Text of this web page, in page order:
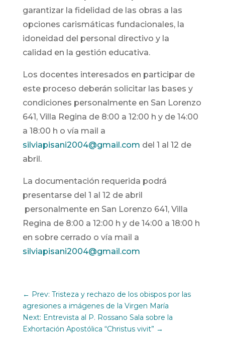
garantizar la fidelidad de las obras a las
opciones carismáticas fundacionales, la
idoneidad del personal directivo y la
calidad en la gestión educativa.
Los docentes interesados en participar de
este proceso deberán solicitar las bases y
condiciones personalmente en San Lorenzo
641, Villa Regina de 8:00 a 12:00 h y de 14:00
a 18:00 h o vía mail a
silviapisani2004@gmail.com del 1 al 12 de
abril.
La documentación requerida podrá
presentarse del 1 al 12 de abril
personalmente en San Lorenzo 641, Villa
Regina de 8:00 a 12:00 h y de 14:00 a 18:00 h
en sobre cerrado o vía mail a
silviapisani2004@gmail.com
← Prev: Tristeza y rechazo de los obispos por las
agresiones a imágenes de la Virgen María
Next: Entrevista al P. Rossano Sala sobre la
Exhortación Apostólica “Christus vivit” →